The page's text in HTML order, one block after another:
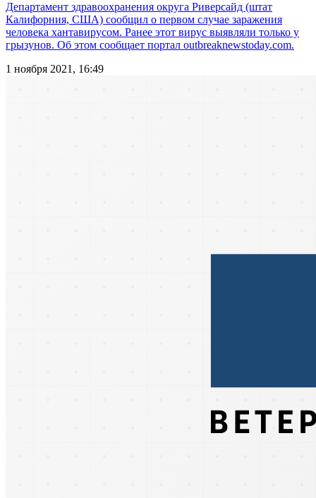
Департамент здравоохранения округа Риверсайд (штат
Калифорния, США) сообщил о первом случае заражения
человека хантавирусом. Ранее этот вирус выявляли только у
грызунов. Об этом сообщает портал outbreaknewstoday.com.
1 ноября 2021, 16:49